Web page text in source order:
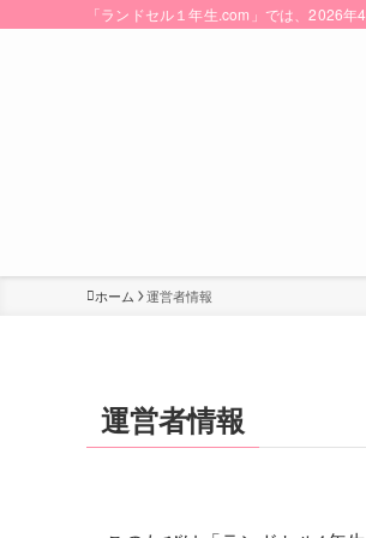
「ランドセル１年生.com」では、2026
ホーム 運営者情報
運営者情報